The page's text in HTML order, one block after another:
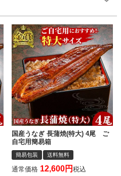
国産うなぎ 長蒲焼(特大) 4尾 ご
自宅用簡易箱
簡易包装 送料無料
通常価格 12,600 税込